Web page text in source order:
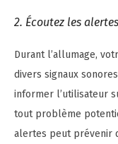
2. Écoutez les
Durant l’allumage,
divers signaux
informer l’utilisateur
tout problème
alertes peut prévenir